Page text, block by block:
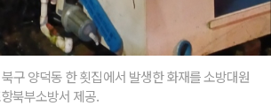
구 양덕동 한 횟집에서 발생한 화재를 소방대원
북부소방서 제공.